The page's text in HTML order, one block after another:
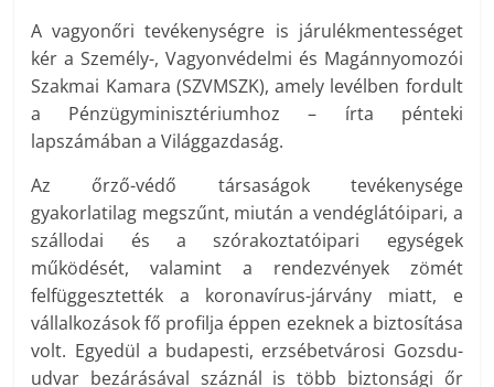
A vagyonőri tevékenységre is járulékmentességet
kér a Személy-, Vagyonvédelmi és Magánnyomozói
Szakmai Kamara (SZVMSZK), amely levélben fordult
a Pénzügyminisztériumhoz – írta pénteki
lapszámában a Világgazdaság.
Az őrző-védő társaságok tevékenysége
gyakorlatilag megszűnt, miután a vendéglátóipari, a
szállodai és a szórakoztatóipari egységek
működését, valamint a rendezvények zömét
felfüggesztették a koronavírus-járvány miatt, e
vállalkozások fő profilja éppen ezeknek a biztosítása
volt. Egyedül a budapesti, erzsébetvárosi Gozsdu-
udvar bezárásával száznál is több biztonsági őr